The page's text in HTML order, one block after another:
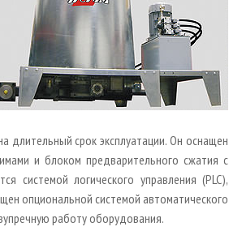
длительный срок эксплуатации. Он оснащен
и блоком предварительного сжатия с
системой логического управления (PLC),
опциональной системой автоматического
работу оборудования.